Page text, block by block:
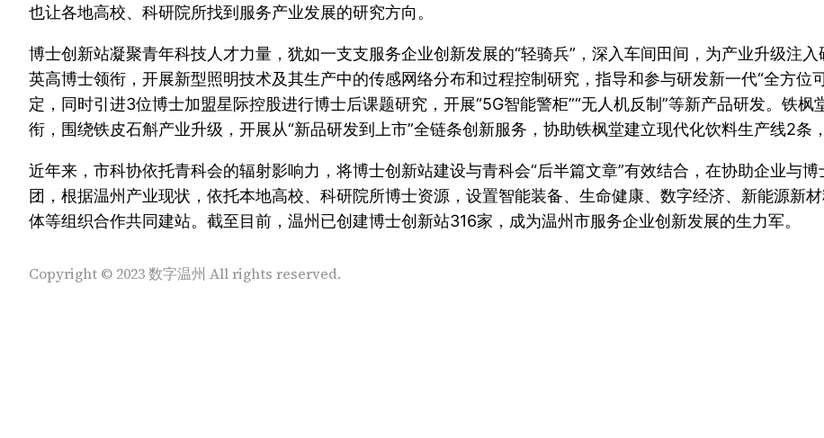
也让各地高校、科研院所找到服务产业发展的研究方向。
博士创新站凝聚青年科技人才力量，犹如一支支服务企业创新发展的“轻骑兵”，深入车间田间，为产业升级注
英高博士领衔，开展新型照明技术及其生产中的传感网络分布和过程控制研究，指导和参与研发新一代“全方位
定，同时引进3位博士加盟星际控股进行博士后课题研究，开展“5G智能警柜”“无人机反制”等新产品研发。铁
衔，围绕铁皮石斛产业升级，开展从“新品研发到上市”全链条创新服务，协助铁枫堂建立现代化饮料生产线2条
近年来，市科协依托青科会的辐射影响力，将博士创新站建设与青科会“后半篇文章”有效结合，在协助企业与
团，根据温州产业现状，依托本地高校、科研院所博士资源，设置智能装备、生命健康、数字经济、新能源新
体等组织合作共同建站。截至目前，温州已创建博士创新站316家，成为温州市服务企业创新发展的生力军。
Copyright © 2023 数字温州 All rights reserved.